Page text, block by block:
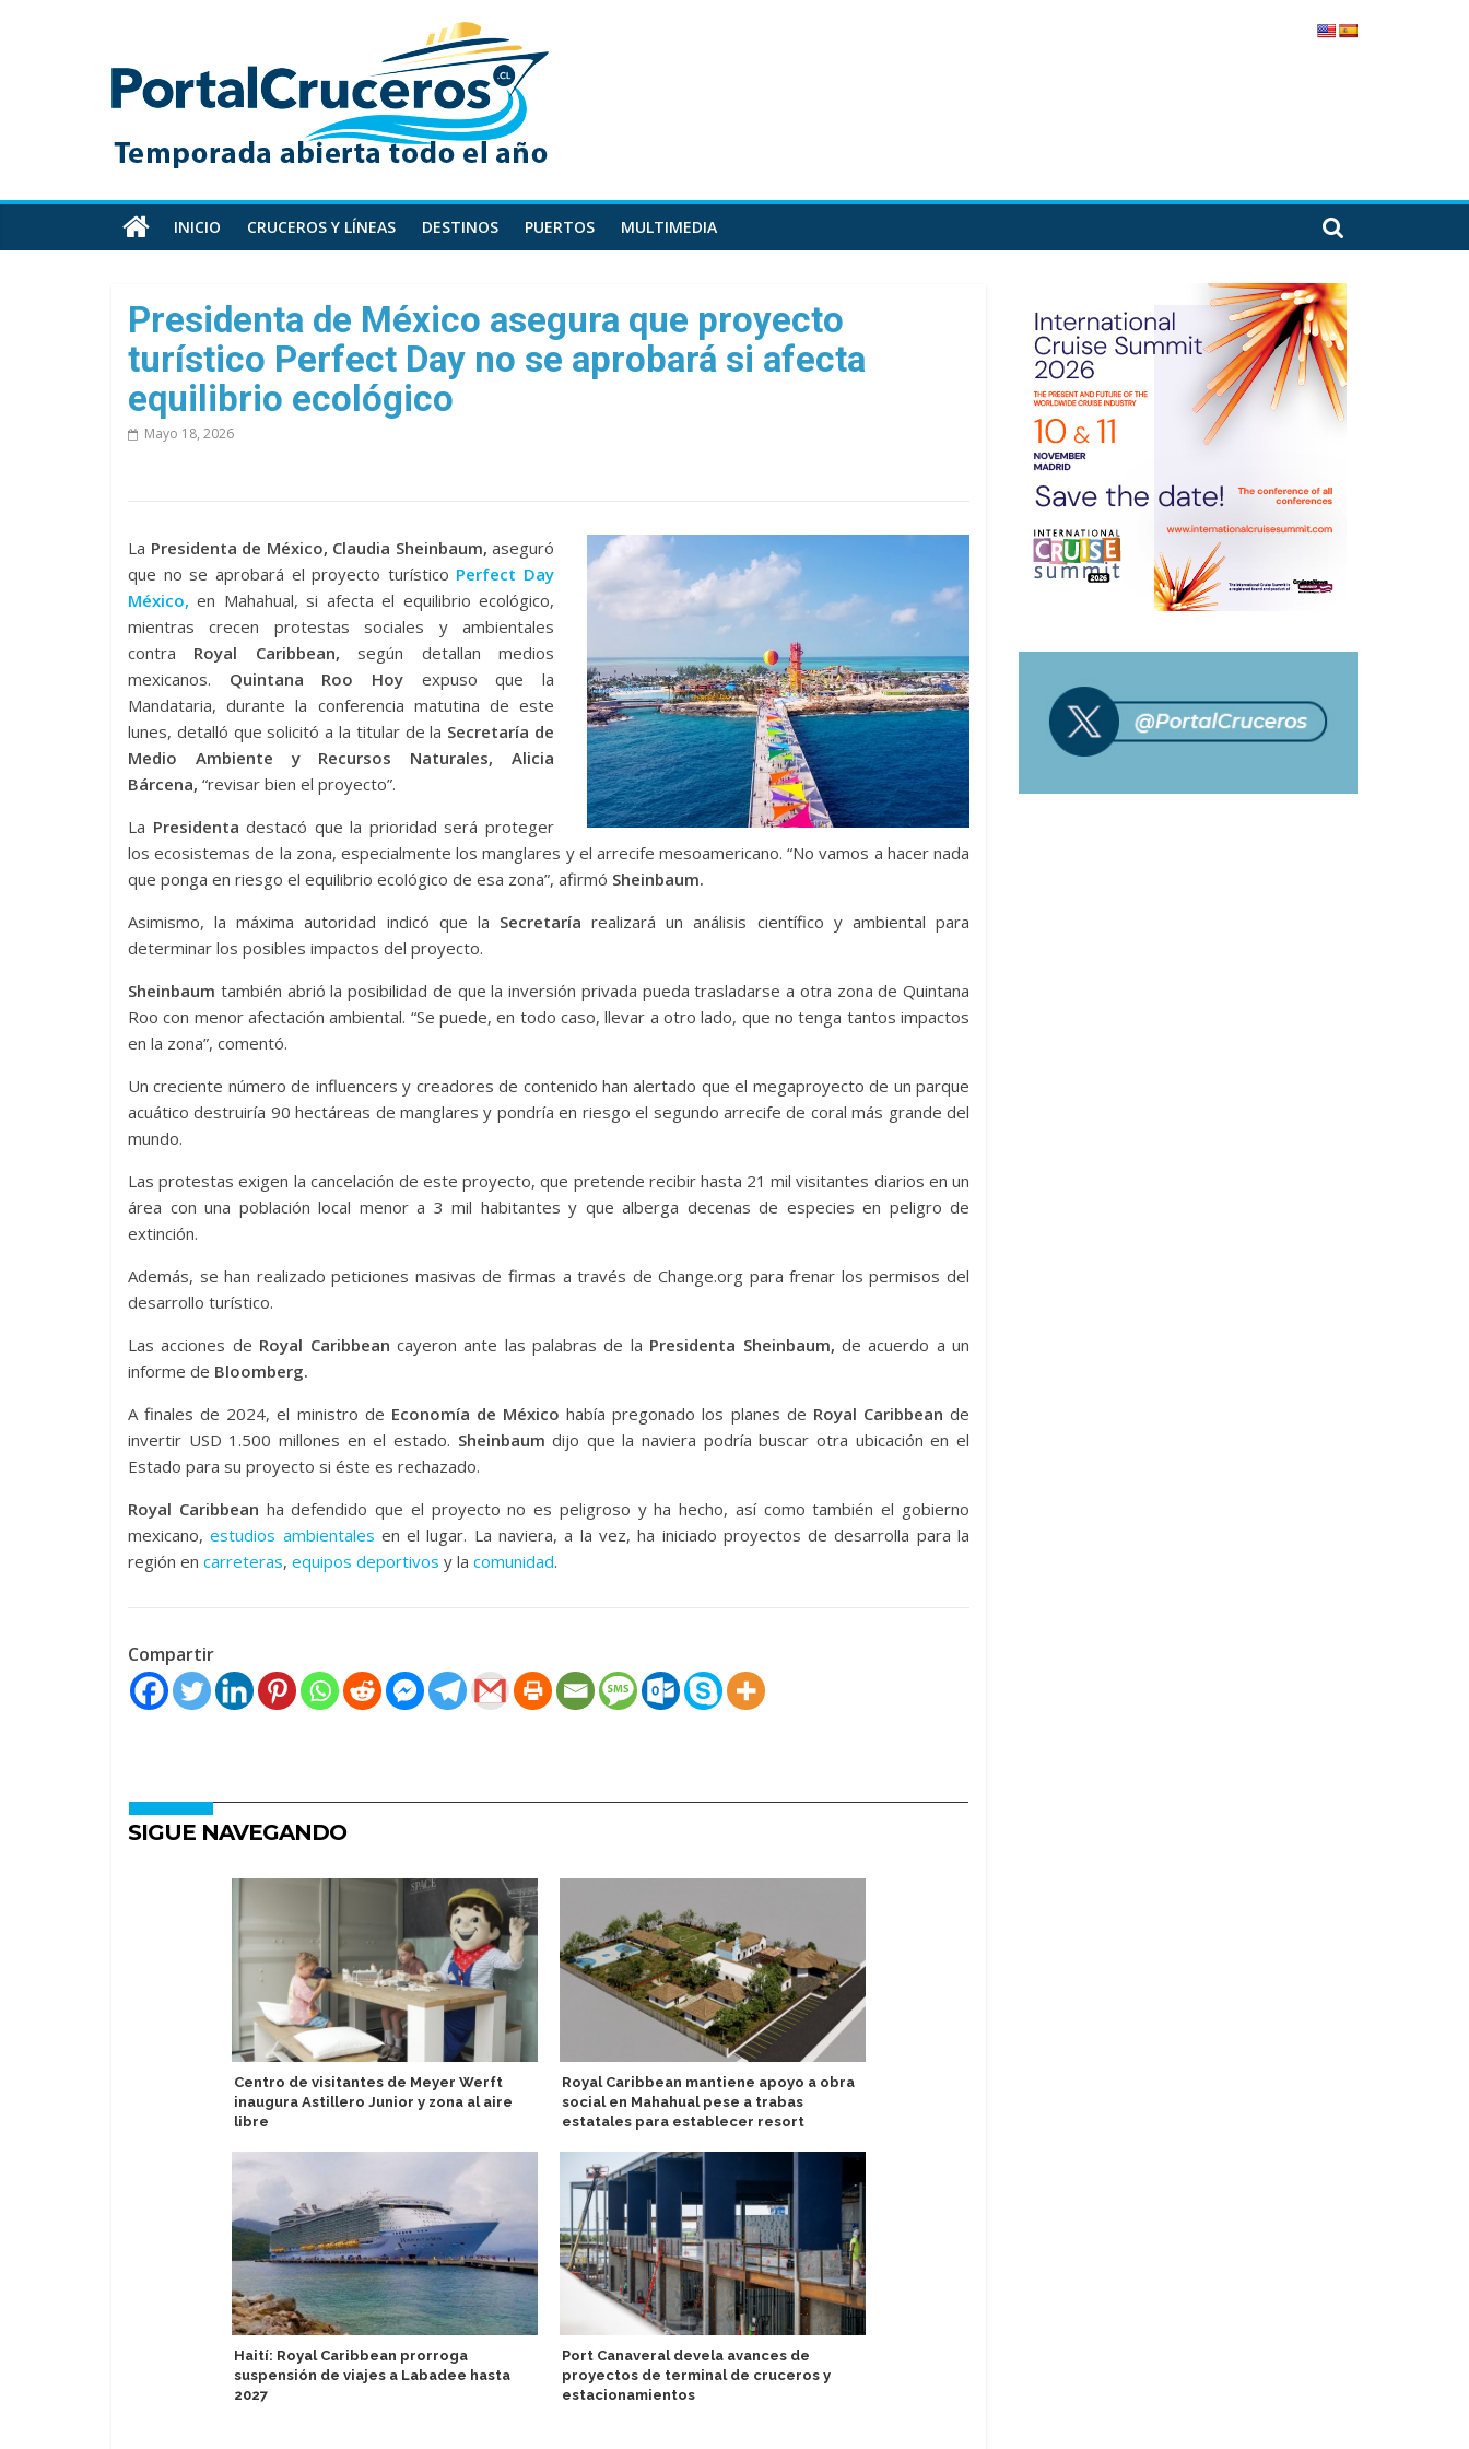
PortalCruceros
Toda
información
cruceros
en
un
sitio
INICIO CRUCEROS Y LÍNEAS DESTINOS PUERTOS MULTIMEDIA
Presidenta de México asegura que proyecto
turístico Perfect Day no se aprobará si afecta
equilibrio ecológico
Mayo 18, 2026
La Presidenta de México, Claudia Sheinbaum, aseguró
que no se aprobará el proyecto turístico Perfect Day
México, en Mahahual, si afecta el equilibrio ecológico,
mientras crecen protestas sociales y ambientales
contra Royal Caribbean, según detallan medios
mexicanos. Quintana Roo Hoy expuso que la
Mandataria, durante la conferencia matutina de este
lunes, detalló que solicitó a la titular de la Secretaría de
Medio Ambiente y Recursos Naturales, Alicia
Bárcena, “revisar bien el proyecto”.
La Presidenta destacó que la prioridad será proteger
los ecosistemas de la zona, especialmente los manglares y el arrecife mesoamericano. “No vamos a hacer nada
que ponga en riesgo el equilibrio ecológico de esa zona”, afirmó Sheinbaum.
Asimismo, la máxima autoridad indicó que la Secretaría realizará un análisis científico y ambiental para
determinar los posibles impactos del proyecto.
Sheinbaum también abrió la posibilidad de que la inversión privada pueda trasladarse a otra zona de Quintana
Roo con menor afectación ambiental. “Se puede, en todo caso, llevar a otro lado, que no tenga tantos impactos
en la zona”, comentó.
Un creciente número de influencers y creadores de contenido han alertado que el megaproyecto de un parque
acuático destruiría 90 hectáreas de manglares y pondría en riesgo el segundo arrecife de coral más grande del
mundo.
Las protestas exigen la cancelación de este proyecto, que pretende recibir hasta 21 mil visitantes diarios en un
área con una población local menor a 3 mil habitantes y que alberga decenas de especies en peligro de
extinción.
Además, se han realizado peticiones masivas de firmas a través de Change.org para frenar los permisos del
desarrollo turístico.
Las acciones de Royal Caribbean cayeron ante las palabras de la Presidenta Sheinbaum, de acuerdo a un
informe de Bloomberg.
A finales de 2024, el ministro de Economía de México había pregonado los planes de Royal Caribbean de
invertir USD 1.500 millones en el estado. Sheinbaum dijo que la naviera podría buscar otra ubicación en el
Estado para su proyecto si éste es rechazado.
Royal Caribbean ha defendido que el proyecto no es peligroso y ha hecho, así como también el gobierno
mexicano,estudios ambientales en el lugar. La naviera, a la vez, ha iniciado proyectos de desarrolla para la
región en carreteras, equipos deportivos y la comunidad.
Compartir
SIGUE NAVEGANDO
Centro de visitantes de Meyer Werft
inaugura Astillero Junior y zona al aire
libre
Haití: Royal Caribbean prorroga
suspensión de viajes a Labadee hasta
2027
Royal Caribbean mantiene apoyo a obra
social en Mahahual pese a trabas
estatales para establecer resort
Port Canaveral devela avances de
proyectos de terminal de cruceros y
estacionamientos